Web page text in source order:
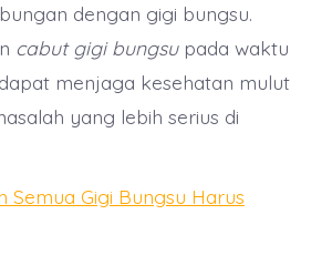
dengan gigi bungsu.
cabut gigi bungsupada waktu
menjaga kesehatan mulut
yang lebih serius di
Semua Gigi Bungsu Harus